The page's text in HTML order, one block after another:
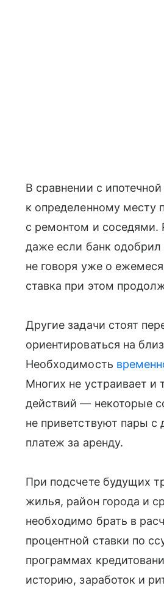
В сравнении с
к определенному месту
с ремонтом и
даже если банк одобрил
не говоря уже о
ставка при этом
Другие задачи стоят
ориентироваться на
Необходимость
Многих не устраивает
действий — некоторые
не приветствуют пары
платеж за аренду.
При подсчете будущих
жилья, район города и
необходимо брать в
процентной ставки по
программах
историю, заработок и